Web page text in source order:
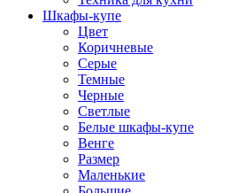
Шкафы-купе
Цвет
Коричневые
Серые
Темные
Черные
Светлые
Белые шкафы-купе
Венге
Размер
Маленькие